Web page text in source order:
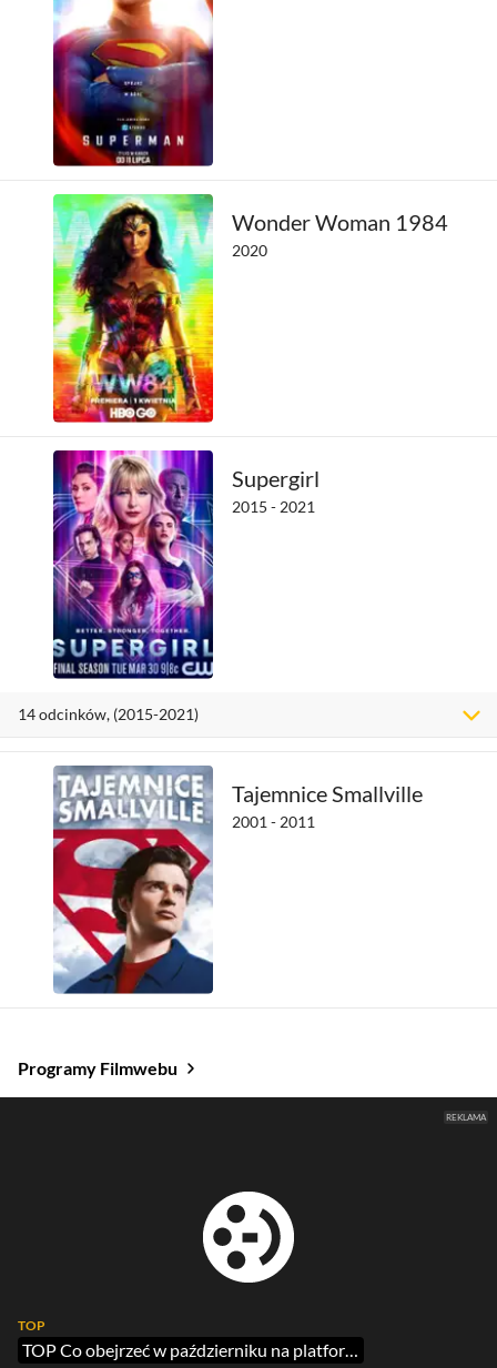
Peter Facinelli
Sean Gunn
Tim Matheson
Wonder Woman 1984
2020
Supergirl
2015 - 2021
14 odcinków, (2015-2021)
Tajemnice Smallville
2001 - 2011
Programy Filmwebu
TOP